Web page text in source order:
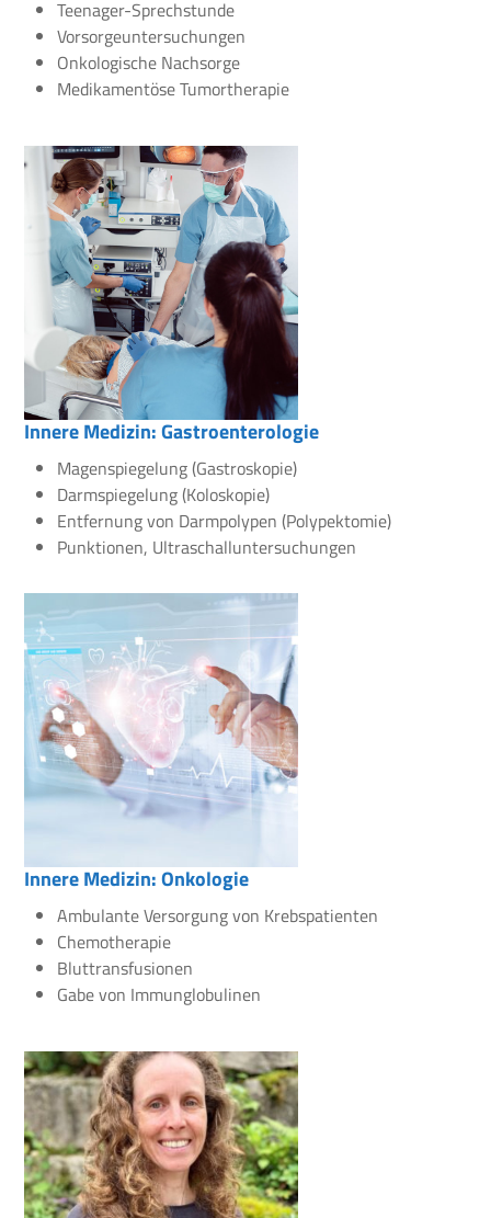
Teenager-Sprechstunde
Vorsorgeuntersuchungen
Onkologische Nachsorge
Medikamentöse Tumortherapie
Innere Medizin: Gastroenterologie
Magenspiegelung (Gastroskopie)
Darmspiegelung (Koloskopie)
Entfernung von Darmpolypen (Polypektomie)
Punktionen, Ultraschalluntersuchungen
Innere Medizin: Onkologie
Ambulante Versorgung von Krebspatienten
Chemotherapie
Bluttransfusionen
Gabe von Immunglobulinen